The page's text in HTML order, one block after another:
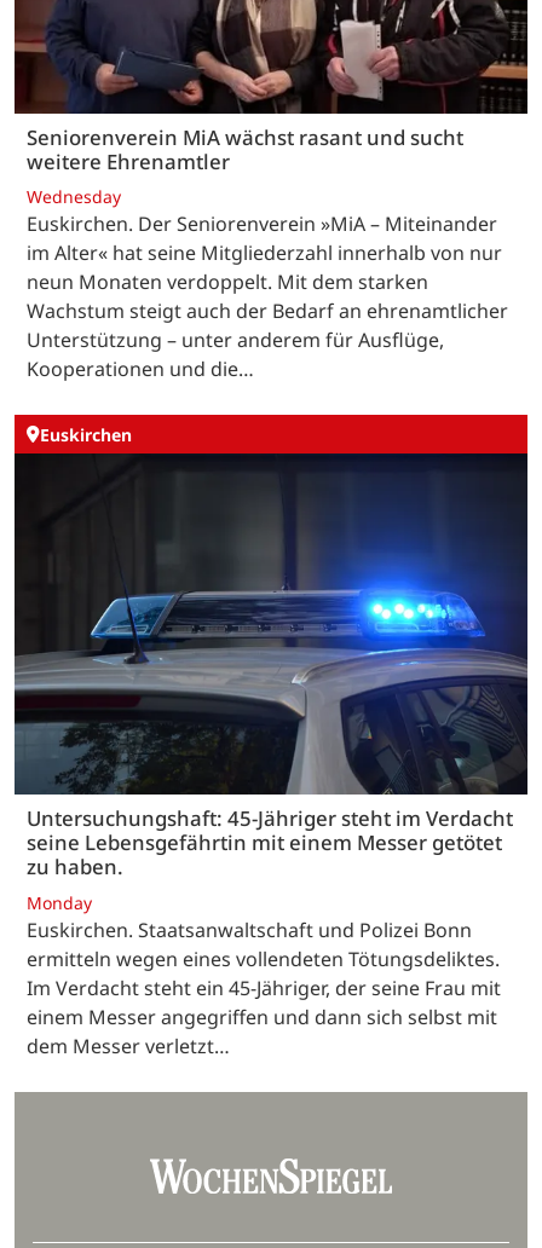
Seniorenverein MiA wächst rasant und sucht
weitere Ehrenamtler
Wednesday
Euskirchen. Der Seniorenverein »MiA – Miteinander
im Alter« hat seine Mitgliederzahl innerhalb von nur
neun Monaten verdoppelt. Mit dem starken
Wachstum steigt auch der Bedarf an ehrenamtlicher
Unterstützung – unter anderem für Ausflüge,
Kooperationen und die…
Euskirchen
Untersuchungshaft: 45-Jähriger steht im Verdacht
seine Lebensgefährtin mit einem Messer getötet
zu haben.
Monday
Euskirchen. Staatsanwaltschaft und Polizei Bonn
ermitteln wegen eines vollendeten Tötungsdeliktes.
Im Verdacht steht ein 45-Jähriger, der seine Frau mit
einem Messer angegriffen und dann sich selbst mit
dem Messer verletzt…